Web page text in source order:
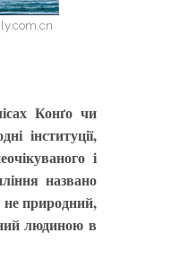
Конґо чи
інституції,
і
названо
не природний,
людиною в